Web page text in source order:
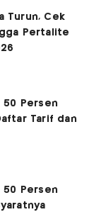
Turun, Cek
Pertalite
50 Persen
Tarif dan
50 Persen